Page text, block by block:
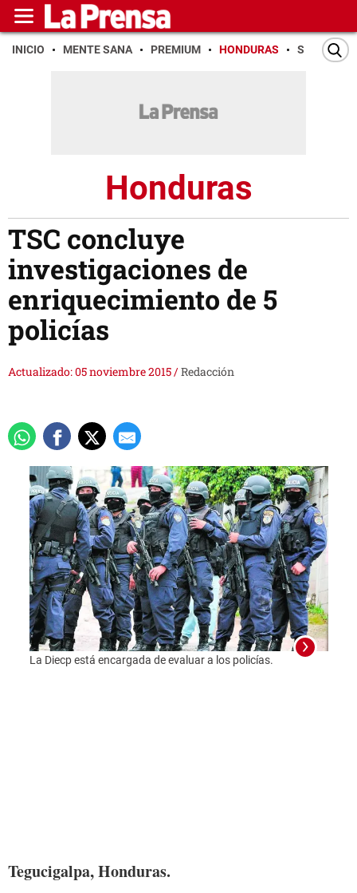
INICIO MENTE SANA PREMIUM HONDURAS SAN PEDRO
Honduras
TSC concluye
investigaciones de
enriquecimiento de 5
policías
Actualizado: 05 noviembre 2015/Redacción
La Diecp está encargada de evaluar a los policías.
Tegucigalpa, Honduras.